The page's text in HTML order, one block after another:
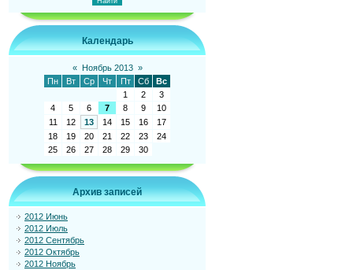
Календарь
« Ноябрь 2013 »
Пн
Вт Ср Чт Пт Сб
Вс
1
2
3
4
5 6 7 8 9
10
11
12 13 14 15 16
17
18
19 20 21 22 23
24
25
26 27 28 29 30
Архив записей
2012 Июнь
2012 Июль
2012 Сентябрь
2012 Октябрь
2012 Ноябрь